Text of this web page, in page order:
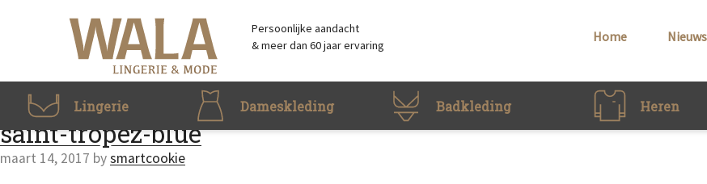
Persoonlijke aandacht
& meer dan 60 jaar ervaring
Home Nieuws
Lingerie Dameskleding Badkleding Heren
saint-tropez-blue
maart 14, 2017 bysmartcookie